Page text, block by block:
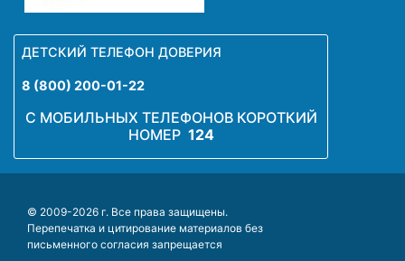
ДЕТСКИЙ ТЕЛЕФОН ДОВЕРИЯ
8 (800) 200-01-22
С МОБИЛЬНЫХ ТЕЛЕФОНОВ КОРОТКИЙ
НОМЕР 124
© 2009-2026 г. Все права защищены.
Перепечатка и цитирование материалов без
письменного согласия запрещается